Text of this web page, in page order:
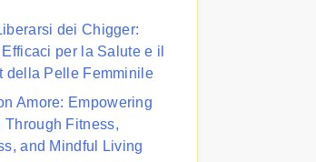
dei Chigger:
per la Salute e il
della Pelle Femminile
Amore: Empowering
Through Fitness,
and Mindful Living